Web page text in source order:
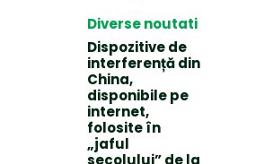
Diverse noutati
Dispozitive de
interferență din
China,
disponibile pe
internet,
folosite în
„jaful